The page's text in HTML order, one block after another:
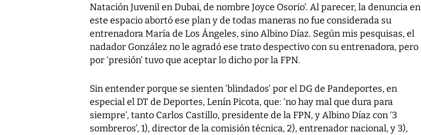
Natación Juvenil en Dubai, de nombre Joyce Osorio’. Al parecer, la denuncia en
este espacio abortó ese plan y de todas maneras no fue considerada su
entrenadora María de Los Ángeles, sino Albino Díaz. Según mis pesquisas, el
nadador González no le agradó ese trato despectivo con su entrenadora, pero
por ‘presión’ tuvo que aceptar lo dicho por la FPN.
Sin entender porque se sienten ‘blindados’ por el DG de Pandeportes, en
especial el DT de Deportes, Lenín Picota, que: ‘no hay mal que dura para
siempre’, tanto Carlos Castillo, presidente de la FPN, y Albino Díaz con ‘3
sombreros’, 1), director de la comisión técnica, 2), entrenador nacional, y 3),